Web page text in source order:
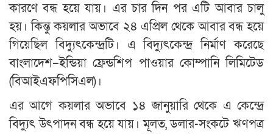
কারণে বন্ধ হয়ে যায়। এর চার দিন পর এটি আবার চালু
হয়। কিন্তু কয়লার অভাবে ২৪ এপ্রিল থেকে আবার বন্ধ হয়ে
গিয়েছিল বিদ্যুৎকেন্দ্রটি। এ বিদ্যুৎকেন্দ্র নির্মাণ করেছে
বাংলাদেশ–ইন্ডিয়া ফ্রেন্ডশিপ পাওয়ার কোম্পানি লিমিটেড
(বিআইএফপিসিএল)।
এর আগে কয়লার অভাবে ১৪ জানুয়ারি থেকে এ কেন্দ্রে
বিদ্যুৎ উৎপাদন বন্ধ হয়ে যায়। মূলত, ডলার-সংকটে ঋণপত্র